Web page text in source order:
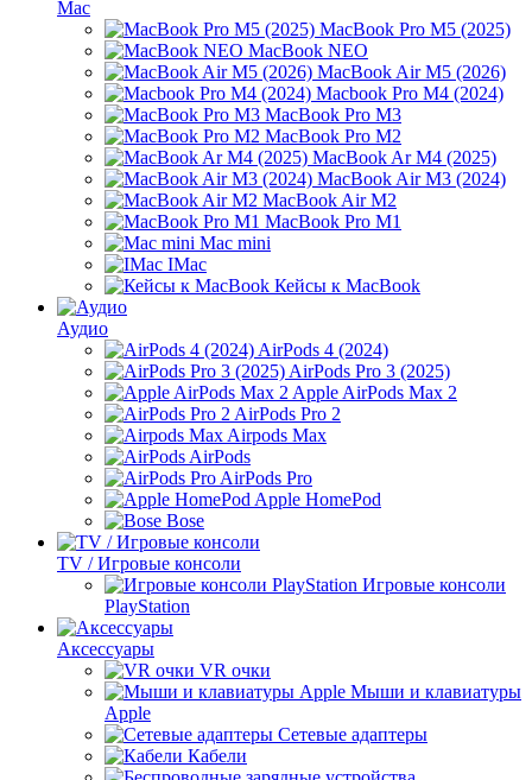
Mac
MacBook Pro M5 (2025)
MacBook NEO
MacBook Air M5 (2026)
Macbook Pro M4 (2024)
MacBook Pro M3
MacBook Pro M2
MacBook Ar M4 (2025)
MacBook Air M3 (2024)
MacBook Air M2
MacBook Pro M1
Mac mini
IMac
Кейсы к MacBook
Аудио
AirPods 4 (2024)
AirPods Pro 3 (2025)
Apple AirPods Max 2
AirPods Pro 2
Airpods Max
AirPods
AirPods Pro
Apple HomePod
Bose
TV / Игровые консоли
Игровые консоли
PlayStation
Аксессуары
VR очки
Мыши и клавиатуры
Apple
Сетевые адаптеры
Кабели